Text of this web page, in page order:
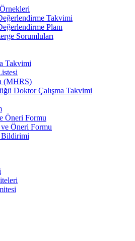
Takvimi
Planı
Sorumluları
Takvimi
(MHRS)
Doktor Çalışma Takvimi
Öneri Formu
ve Öneri Formu